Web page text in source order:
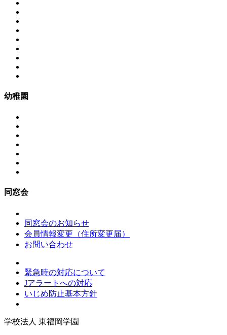
幼稚園
同窓会
同窓会のお知らせ
会員情報変更（住所変更届）
お問い合わせ
緊急時の対応について
Jアラートへの対応
いじめ防止基本方針
学校法人 東福岡学園